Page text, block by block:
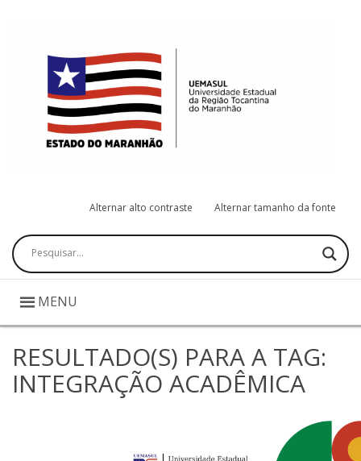
Alternar alto contraste Alternar tamanho da fonte
Pesquisar
MENU
RESULTADO(S) PARA A TAG:
INTEGRAÇÃO ACADÊMICA